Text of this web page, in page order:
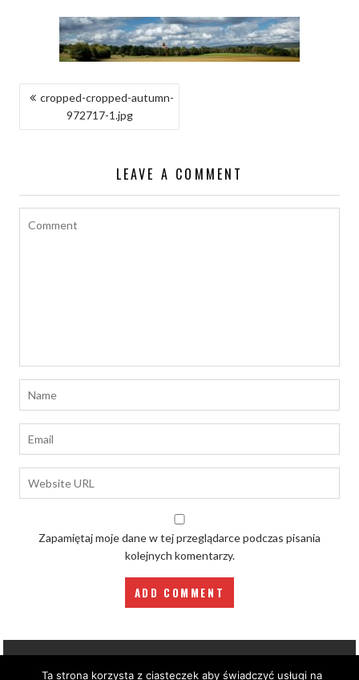
NAWIGACJA
WPISU
cropped-cropped-autumn-
972717-1.jpg
LEAVE A COMMENT
Zapamiętaj moje dane w tej przeglądarce podczas pisania
kolejnych komentarzy.
Ta strona korzysta z ciasteczek aby świadczyć usługi na